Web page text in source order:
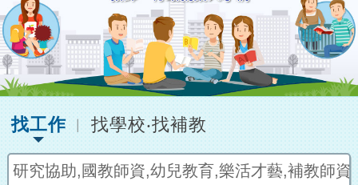
找工作 ︱ 找學校‧找補教